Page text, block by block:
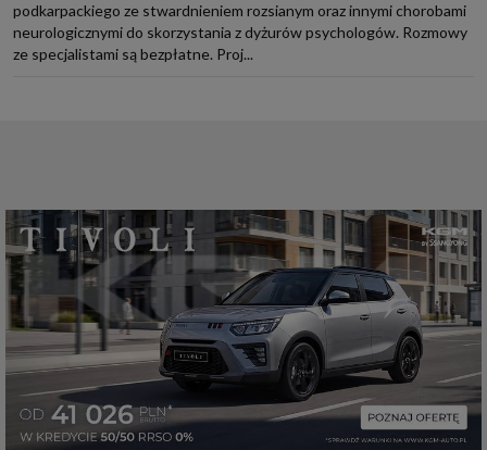
podkarpackiego ze stwardnieniem rozsianym oraz innymi chorobami
neurologicznymi do skorzystania z dyżurów psychologów. Rozmowy
ze specjalistami są bezpłatne. Proj...